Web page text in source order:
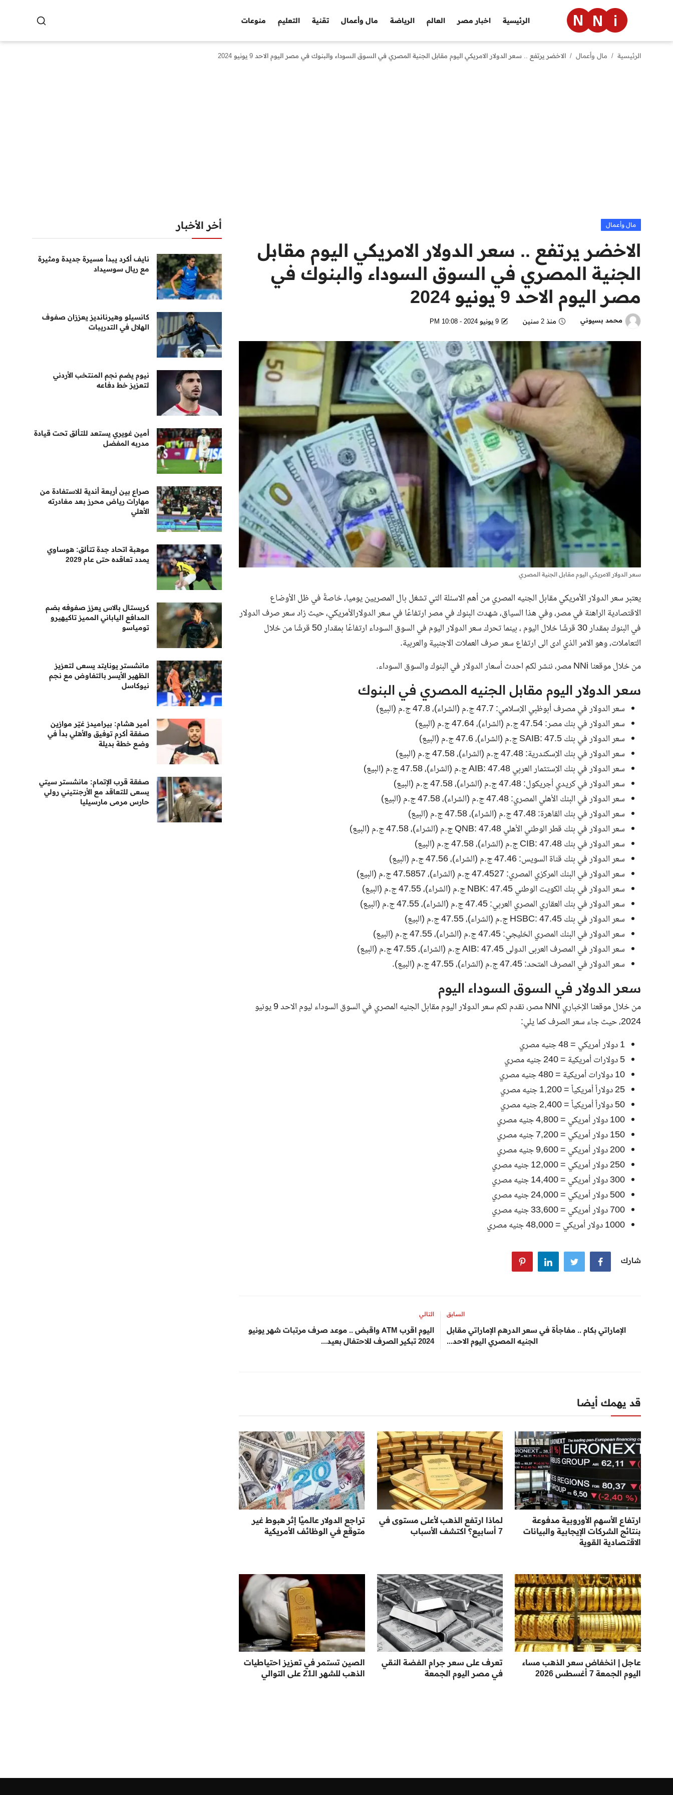
الرئيسية اخبار مصر العالم الرياضة مال وأعمال تقنية التعليم منوعات
منوعات
الرئيسية مال وأعمال الاخضر يرتفع .. سعر الدولار الامريكي اليوم مقابل الجنية المصري في السوق السوداء والبنوك في مصر اليوم الاحد 9 يونيو 2024
مال وأعمال
الاخضر يرتفع .. سعر الدولار الامريكي اليوم مقابل
الجنية المصري في السوق السوداء والبنوك في
مصر اليوم الاحد 9 يونيو 2024
محمد بسيوني منذ 2 سنين 9 يونيو 2024 - 10:08 PM
سعر الدولار الامريكي اليوم مقابل الجنية المصري
يعتبر سعر الدولار الأمريكي مقابل الجنيه المصري من أهم الاسئلة التي تشغل بال المصريين يوميا، خاصةً في ظل الأوضاع
الاقتصادية الراهنة في مصر، وفي هذا السياق، شهدت البنوك في مصر ارتفاعًا في سعر الدولارالأمريكي، حيث زاد سعر صرف الدولار
في البنوك بمقدار 30 قرشًا خلال اليوم ، بينما تحرك
سعر الدولار اليوم في السوق السوداء
ارتفاعًا بمقدار 50 قرشًا من خلال
التعاملات، وهو الامر الذي ادى الى ارتفاع سعر صرف العملات الاجنبية والعربية.
من خلال موقعنا NNi مصر، ننشر لكم احدث أسعار الدولار في البنوك والسوق السوداء.
سعر الدولار اليوم مقابل الجنيه المصري في البنوك
سعر الدولار في مصرف أبوظبي الإسلامي: 47.7 ج.م (الشراء)، 47.8 ج.م (البيع)
سعر الدولار في بنك مصر: 47.54 ج.م (الشراء)، 47.64 ج.م (البيع)
سعر الدولار في بنك SAIB: 47.5 ج.م (الشراء)، 47.6 ج.م (البيع)
سعر الدولار في بنك الإسكندرية: 47.48 ج.م (الشراء)، 47.58 ج.م (البيع)
سعر الدولار في بنك الإستثمار العربي AIB: 47.48 ج.م (الشراء)، 47.58 ج.م (البيع)
سعر الدولار في كريدي أجريكول: 47.48 ج.م (الشراء)، 47.58 ج.م (البيع)
سعر الدولار في البنك الأهلي المصري: 47.48 ج.م (الشراء)، 47.58 ج.م (البيع)
سعر الدولار في بنك القاهرة: 47.48 ج.م (الشراء)، 47.58 ج.م (البيع)
سعر الدولار في بنك قطر الوطني الأهلي QNB: 47.48 ج.م (الشراء)، 47.58 ج.م (البيع)
سعر الدولار في بنك CIB: 47.48 ج.م (الشراء)، 47.58 ج.م (البيع)
سعر الدولار في بنك قناة السويس: 47.46 ج.م (الشراء)، 47.56 ج.م (البيع)
سعر الدولار في البنك المركزي المصري: 47.4527 ج.م (الشراء)، 47.5857 ج.م (البيع)
سعر الدولار في بنك الكويت الوطني NBK: 47.45 ج.م (الشراء)، 47.55 ج.م (البيع)
سعر الدولار في بنك العقاري المصري العربي: 47.45 ج.م (الشراء)، 47.55 ج.م (البيع)
سعر الدولار في بنك HSBC: 47.45 ج.م (الشراء)، 47.55 ج.م (البيع)
سعر الدولار في البنك المصري الخليجي: 47.45 ج.م (الشراء)، 47.55 ج.م (البيع)
سعر الدولار في المصرف العربى الدولى AIB: 47.45 ج.م (الشراء)، 47.55 ج.م (البيع)
سعر الدولار في المصرف المتحد: 47.45 ج.م (الشراء)، 47.55 ج.م (البيع).
سعر الدولار في السوق السوداء اليوم
من خلال موقعنا الإخباري NNI مصر، نقدم لكم سعر الدولار اليوم مقابل الجنيه المصري في السوق السوداء ليوم الاحد 9 يونيو
2024، حيث جاء سعر الصرف كما يلي:
1 دولار أمريكي = 48 جنيه مصري
5 دولارات أمريكية = 240 جنيه مصري
10 دولارات أمريكية = 480 جنيه مصري
25 دولاراً أمريكياً = 1,200 جنيه مصري
50 دولاراً أمريكياً = 2,400 جنيه مصري
100 دولار أمريكي = 4,800 جنيه مصري
150 دولار أمريكي = 7,200 جنيه مصري
200 دولار أمريكي = 9,600 جنيه مصري
250 دولار أمريكي = 12,000 جنيه مصري
300 دولار أمريكي = 14,400 جنيه مصري
500 دولار أمريكي = 24,000 جنيه مصري
700 دولار أمريكي = 33,600 جنيه مصري
1000 دولار أمريكي = 48,000 جنيه مصري
شارك
السابق
الإماراتي بكام .. مفاجأة في سعر الدرهم الإماراتي مقابل
الجنيه المصري اليوم الاحد...
التالي
اليوم اقرب ATM واقبض .. موعد صرف مرتبات شهر يونيو
2024 تبكير الصرف للاحتفال بعيد...
قد يهمك أيضا
ارتفاع الأسهم الأوروبية مدفوعة
بنتائج الشركات الإيجابية والبيانات
الاقتصادية القوية
لماذا ارتفع الذهب لأعلى مستوى في
7 أسابيع؟ اكتشف الأسباب
تراجع الدولار عالميًا إثر هبوط غير
متوقع في الوظائف الأمريكية
عاجل | انخفاض سعر الذهب مساء
اليوم الجمعة 7 أغسطس 2026
تعرف على سعر جرام الفضة النقي
في مصر اليوم الجمعة
الصين تستمر في تعزيز احتياطيات
الذهب للشهر الـ21 على التوالي
أخر الأخبار
نايف أكرد يبدأ مسيرة جديدة ومثيرة
مع ريال سوسيداد
كانسيلو وهيرنانديز يعززان صفوف
الهلال في التدريبات
نيوم يضم نجم المنتخب الأردني
لتعزيز خط دفاعه
أمين غويري يستعد للتألق تحت قيادة
مدربه المفضل
صراع بين أربعة أندية للاستفادة من
مهارات رياض محرز بعد مغادرته
الأهلي
موهبة اتحاد جدة تتألق: هوساوي
يمدد تعاقده حتى عام 2029
كريستال بالاس يعزز صفوفه بضم
المدافع الياباني المميز تاكيهيرو
تومياسو
مانشستر يونايتد يسعى لتعزيز
الظهير الأيسر بالتفاوض مع نجم
نيوكاسل
أمير هشام: بيراميدز غيّر موازين
صفقة أكرم توفيق والأهلي بدأ في
وضع خطة بديلة
صفقة قرب الإتمام: مانشستر سيتي
يسعى للتعاقد مع الأرجنتيني رولي
حارس مرمى مارسيليا